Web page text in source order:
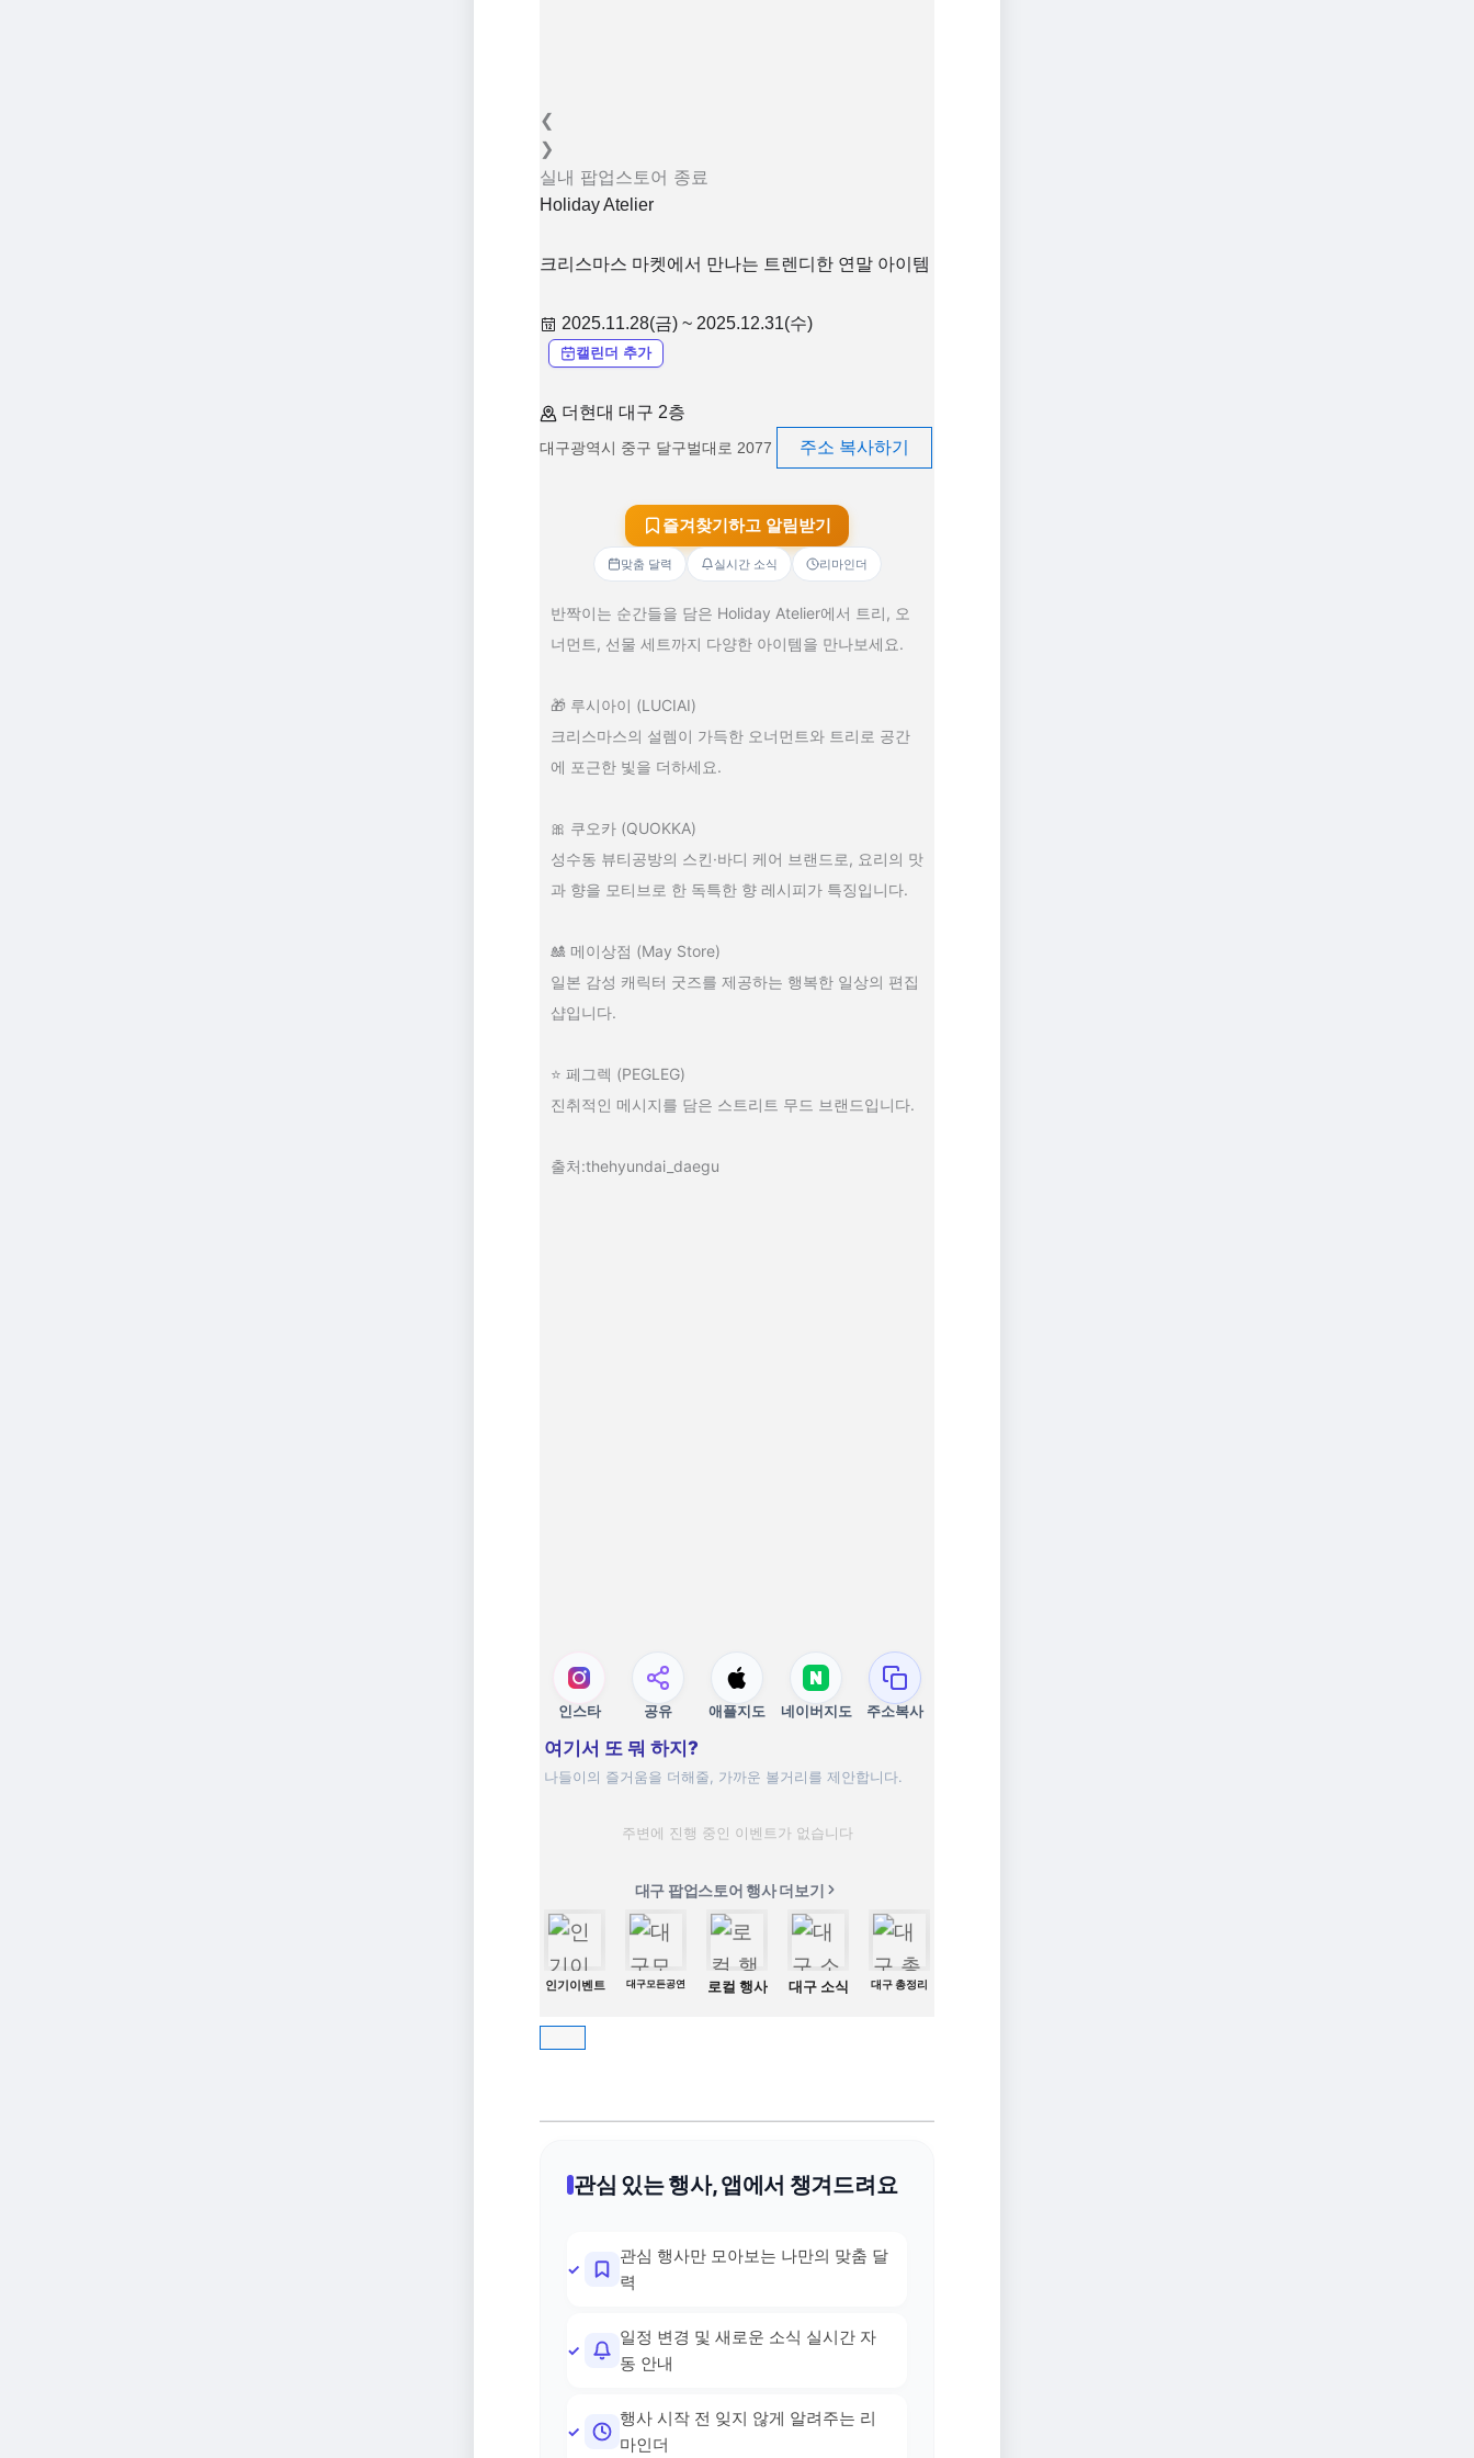
❮
❯
실내 팝업스토어 종료
Holiday Atelier
크리스마스 마켓에서 만나는 트렌디한 연말 아이템
2025.11.28(금) ~ 2025.12.31(수)
캘린더 추가
더현대 대구 2층
대구광역시 중구 달구벌대로 2077 주소 복사하기
즐겨찾기하고 알림받기
맞춤 달력 실시간 소식 리마인더
반짝이는 순간들을 담은 Holiday Atelier에서 트리, 오
너먼트, 선물 세트까지 다양한 아이템을 만나보세요.
🎁 루시아이 (LUCIAI)
크리스마스의 설렘이 가득한 오너먼트와 트리로 공간
에 포근한 빛을 더하세요.
🎀 쿠오카 (QUOKKA)
성수동 뷰티공방의 스킨·바디 케어 브랜드로, 요리의 맛
과 향을 모티브로 한 독특한 향 레시피가 특징입니다.
🎎 메이상점 (May Store)
일본 감성 캐릭터 굿즈를 제공하는 행복한 일상의 편집
샵입니다.
⭐ 페그렉 (PEGLEG)
진취적인 메시지를 담은 스트리트 무드 브랜드입니다.
출처:thehyundai_daegu
인스타 공유 애플지도 네이버지도 주소복사
여기서 또 뭐 하지?
나들이의 즐거움을 더해줄, 가까운 볼거리를 제안합니다.
주변에 진행 중인 이벤트가 없습니다
대구 팝업스토어 행사 더보기
인기이벤트 대구모든공연 로컬 행사 대구 소식 대구 총정리
관심 있는 행사, 앱에서 챙겨드려요
관심 행사만 모아보는 나만의 맞춤 달
력
일정 변경 및 새로운 소식 실시간 자
동 안내
행사 시작 전 잊지 않게 알려주는 리
마인더